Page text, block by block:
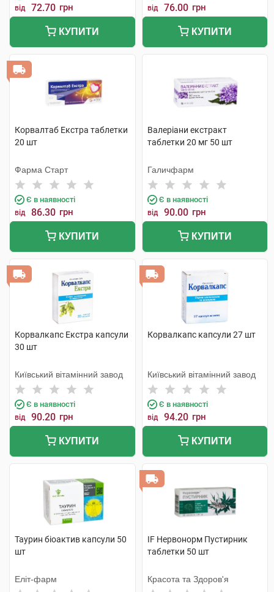
від 72.70 грн
КУПИТИ
від 76.00 грн
КУПИТИ
Корвалтаб Екстра таблетки
20 шт
Фарма Старт
Є в наявності
від 86.30 грн
КУПИТИ
Валеріани екстракт
таблетки 20 мг 50 шт
Галичфарм
Є в наявності
від 90.00 грн
КУПИТИ
Корвалкапс Екстра капсули
30 шт
Київський вітамінний завод
Є в наявності
від 90.20 грн
КУПИТИ
Корвалкапс капсули 27 шт
Київський вітамінний завод
Є в наявності
від 94.20 грн
КУПИТИ
Таурин біоактив капсули 50
шт
Еліт-фарм
IF Нервонорм Пустирник
таблетки 50 шт
Красота та Здоров'я